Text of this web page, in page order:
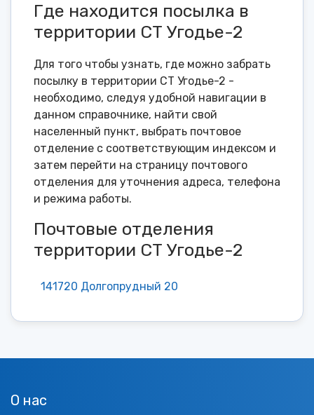
Где находится посылка в
территории СТ Угодье-2
Для того чтобы узнать, где можно забрать
посылку в территории СТ Угодье-2 -
необходимо, следуя удобной навигации в
данном справочнике, найти свой
населенный пункт, выбрать почтовое
отделение с соответствующим индексом и
затем перейти на страницу почтового
отделения для уточнения адреса, телефона
и режима работы.
Почтовые отделения
территории СТ Угодье-2
141720 Долгопрудный 20
О нас